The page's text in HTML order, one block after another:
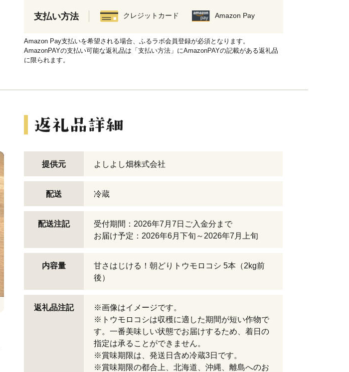
支払い方法 クレジットカード Amazon Pay
Amazon Pay支払いを希望される場合、ふるラボ会員登録が必須となります。
AmazonPAYの支払い可能な返礼品は「支払い方法」にAmazonPAYの記載がある返礼品
に限られます。
提供元 よしよし畑株式会社
配送 冷蔵
配送注記
受付期間：2026年7月7日ご入金分まで
お届け予定：2026年6月下旬～2026年7月上旬
内容量
甘さはじける！朝どりトウモロコシ 5本（2kg前
後）
返礼品注記
※画像はイメージです。
※トウモロコシは収穫に適した期間が短い作物で
す。一番美味しい状態でお届けするため、着日の
指定は承ることができません。
※賞味期限は、発送日含め冷蔵3日です。
※賞味期限の都合上、北海道、沖縄、離島へのお